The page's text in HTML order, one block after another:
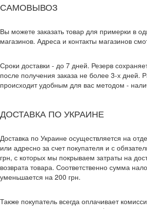
САМОВЫВОЗ
Вы можете заказать товар для примерки в
магазинов. Адреса и контакты магазинов
Сроки доставки - до 7 дней. Резерв
после получения заказа не более 3-х дней.
происходит удобным для вас методом -
ДОСТАВКА ПО УКРАИНЕ
Доставка по Украине осуществляется на
или адресно за счет покупателя и с
грн, с которых мы покрываем затраты на
возврата товара. Соответственно сумма
уменьшается на 200 грн.
Также покупатель всегда оплачивает